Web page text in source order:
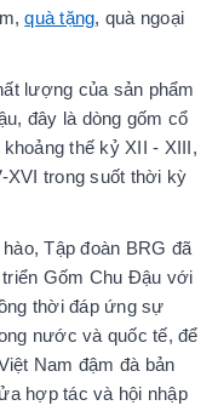
quà tặng, quà ngoại
lượng của sản phẩm
đây là dòng gốm cổ
thế kỷ XII - XIII,
XVI trong suốt thời kỳ
Tập đoàn BRG đã
Gốm Chu Đậu với
thời đáp ứng sự
nước và quốc tế, để
Nam đậm đà bản
hợp tác và hội nhập